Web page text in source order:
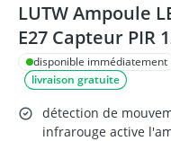
LUTW Ampoule
E27 Capteur PIR
6000K
disponible immédiatement
livraison gratuite
détection de
infrarouge active